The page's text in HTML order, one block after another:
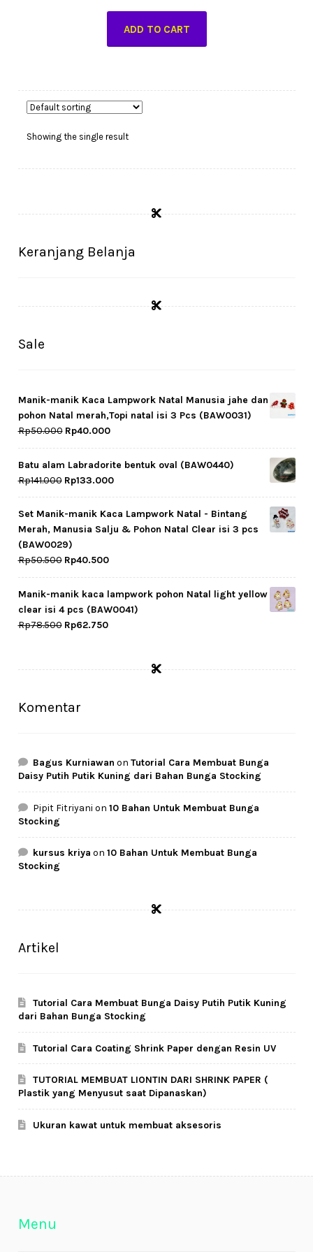
price
was:
Rp21.000.
ADD TO CART
Showing the single result
Keranjang Belanja
Sale
Manik-manik Kaca Lampwork Natal Manusia jahe dan
pohon Natal merah,Topi natal isi 3 Pcs (BAW0031)
Rp50.000 Original
price
was:
Rp50.000.
Rp40.000Current
price
is:
Rp40.000.
Batu alam Labradorite bentuk oval (BAW0440)
Rp141.000 Original
price
was:
Rp141.000.
Rp133.000Current
price
is:
Rp133.000.
Set Manik-manik Kaca Lampwork Natal - Bintang
Merah, Manusia Salju & Pohon Natal Clear isi 3 pcs
(BAW0029)
Rp50.500 Original
price
was:
Rp50.500.
Rp40.500Current
price
is:
Rp40.500.
Manik-manik kaca lampwork pohon Natal light yellow
clear isi 4 pcs (BAW0041)
Rp78.500 Original
Rp78.500.
Rp62.750Current
Rp62.750.
Komentar
Bagus Kurniawan onTutorial Cara Membuat Bunga
Daisy Putih Putik Kuning dari Bahan Bunga Stocking
Pipit Fitriyani on10 Bahan Untuk Membuat Bunga
Stocking
kursus kriya on10 Bahan Untuk Membuat Bunga
Stocking
Artikel
Tutorial Cara Membuat Bunga Daisy Putih Putik Kuning
dari Bahan Bunga Stocking
Tutorial Cara Coating Shrink Paper dengan Resin UV
TUTORIAL MEMBUAT LIONTIN DARI SHRINK PAPER (
Plastik yang Menyusut saat Dipanaskan)
Ukuran kawat untuk membuat aksesoris
Menu